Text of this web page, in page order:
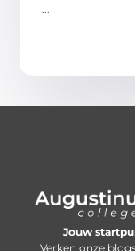
Jouw
Verken onze